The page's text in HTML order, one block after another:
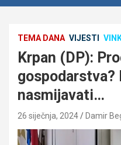
TEMA DANA VIJESTI
Krpan (DP):
gospodarstva?
nasmijavati…
26 siječnja, 2024 Damir